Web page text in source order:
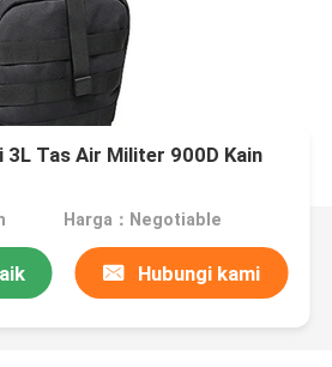
Tas Air Militer 900D Kain
Harga：Negotiable
Hubungi kami